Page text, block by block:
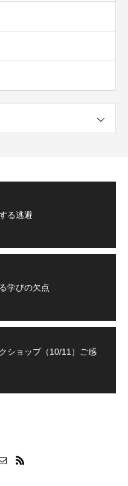
る逃避
学びの欠点
ショップ（10/11）ご感